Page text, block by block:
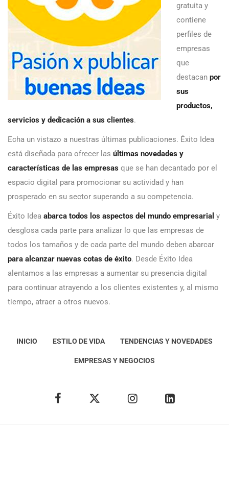
gratuita y
contiene
perfiles de
empresas
que
destacan por
sus
productos,
servicios y dedicación a sus clientes.
Echa un vistazo a nuestras últimas publicaciones. Éxito Idea
está diseñada para ofrecer las últimas novedades y
características de las empresas que se han decantado por el
espacio digital para promocionar su actividad y han
prosperado en su sector superando a su competencia.
Éxito Idea abarca todos los aspectos del mundo empresarial y
desglosa cada parte para analizar lo que las empresas de
todos los tamaños y de cada parte del mundo deben abarcar
para alcanzar nuevas cotas de éxito. Desde Éxito Idea
alentamos a las empresas a aumentar su presencia digital
para continuar atrayendo a los clientes existentes y, al mismo
tiempo, atraer a otros nuevos.
INICIO ESTILO DE VIDA TENDENCIAS Y NOVEDADES
EMPRESAS Y NEGOCIOS